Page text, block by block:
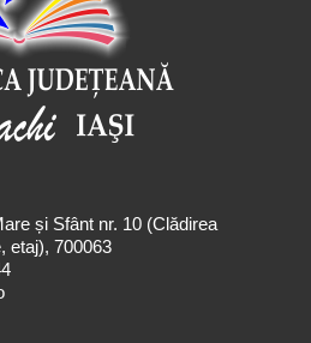
și Sfânt nr. 10 (Clădirea
etaj), 700063